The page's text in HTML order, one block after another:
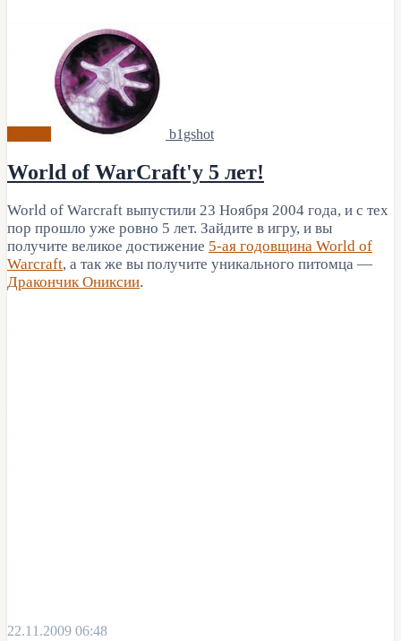
b1gshot
World of WarCraft'у 5 лет!
World of Warcraft выпустили 23 Ноября 2004 года, и с тех
пор прошло уже ровно 5 лет. Зайдите в игру, и вы
получите великое достижение 5-ая годовщина World of
Warcraft, а так же вы получите уникального питомца —
Дракончик Ониксии.
22.11.2009 06:48